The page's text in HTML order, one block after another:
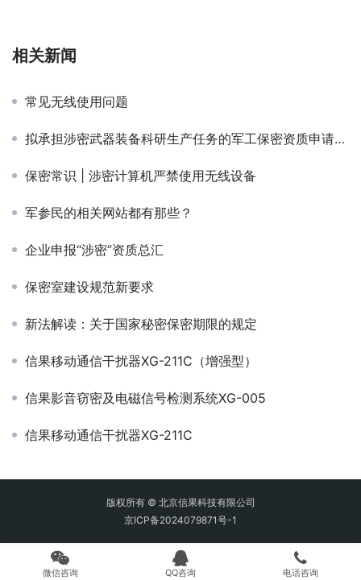
相关新闻
常见无线使用问题
拟承担涉密武器装备科研生产任务的军工保密资质申请单位（以下简称申请单位）应当符合下列基本条件
保密常识 | 涉密计算机严禁使用无线设备
军参民的相关网站都有那些？
企业申报“涉密”资质总汇
保密室建设规范新要求
新法解读：关于国家秘密保密期限的规定
信果移动通信干扰器XG-211C（增强型）
信果影音窃密及电磁信号检测系统XG-005
信果移动通信干扰器XG-211C
版权所有 © 北京信果科技有限公司
京ICP备2024079871号-1
微信咨询 QQ咨询 电话咨询